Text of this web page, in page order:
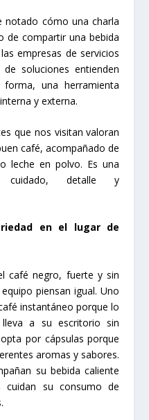
notado cómo una charla
de compartir una bebida
empresas de servicios
soluciones entienden
una herramienta
y externa.
que nos visitan valoran
café, acompañado de
leche en polvo. Es una
cuidado, detalle y
en el lugar de
café negro, fuerte y sin
piensan igual. Uno
instantáneo porque lo
a su escritorio sin
por cápsulas porque
aromas y sabores.
su bebida caliente
cuidan su consumo de